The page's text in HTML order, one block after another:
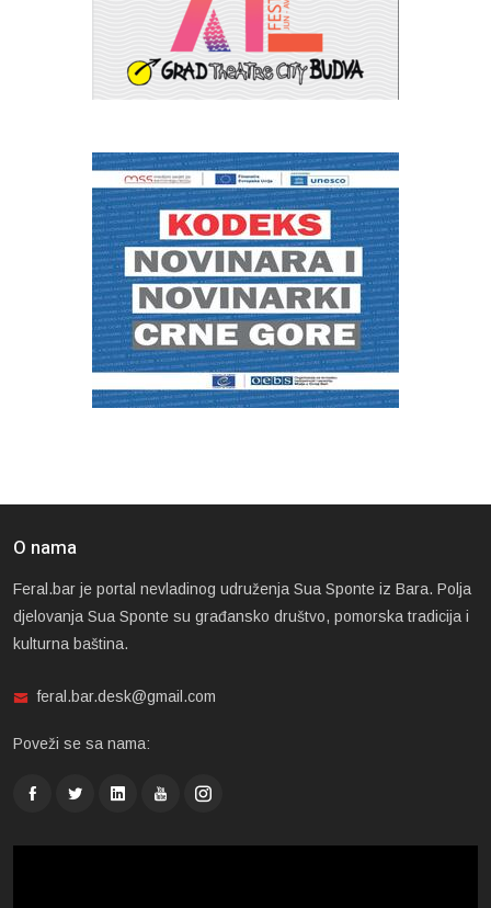
O nama
Feral.bar je portal nevladinog udruženja Sua Sponte iz Bara. Polja
djelovanja Sua Sponte su građansko društvo, pomorska tradicija i
kulturna baština.
feral.bar.desk@gmail.com
Poveži se sa nama: